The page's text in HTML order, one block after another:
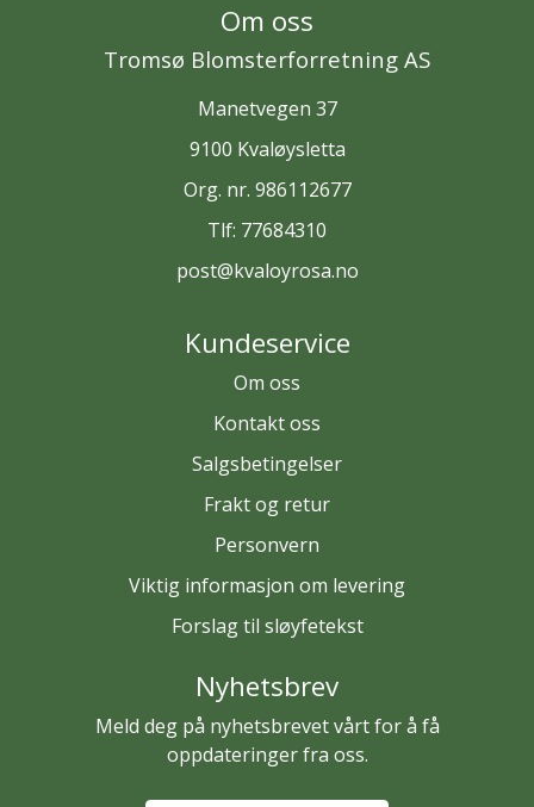
Om oss
Tromsø Blomsterforretning AS
Manetvegen 37
9100 Kvaløysletta
Org. nr. 986112677
Tlf: 77684310
post@kvaloyrosa.no
Kundeservice
Om oss
Kontakt oss
Salgsbetingelser
Frakt og retur
Personvern
Viktig informasjon om levering
Forslag til sløyfetekst
Nyhetsbrev
Meld deg på nyhetsbrevet vårt for å få
oppdateringer fra oss.